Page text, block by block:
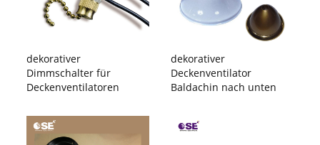
dekorativer
Dimmschalter für
Deckenventilatoren
dekorativer
Deckenventilator
Baldachin nach unten